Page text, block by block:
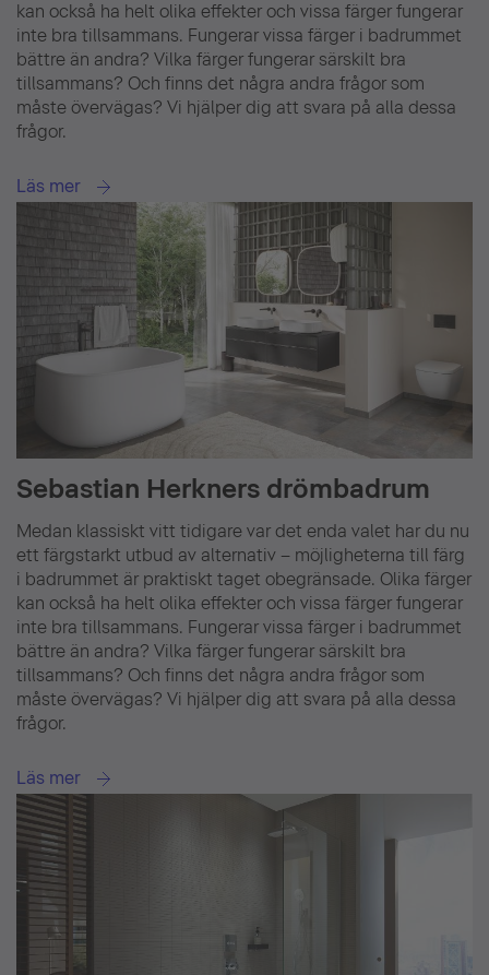
kan också ha helt olika effekter och vissa färger fungerar
inte bra tillsammans. Fungerar vissa färger i badrummet
bättre än andra? Vilka färger fungerar särskilt bra
tillsammans? Och finns det några andra frågor som
måste övervägas? Vi hjälper dig att svara på alla dessa
frågor.
Läs mer
Sebastian Herkners drömbadrum
Medan klassiskt vitt tidigare var det enda valet har du nu
ett färgstarkt utbud av alternativ – möjligheterna till färg
i badrummet är praktiskt taget obegränsade. Olika färger
kan också ha helt olika effekter och vissa färger fungerar
inte bra tillsammans. Fungerar vissa färger i badrummet
bättre än andra? Vilka färger fungerar särskilt bra
tillsammans? Och finns det några andra frågor som
måste övervägas? Vi hjälper dig att svara på alla dessa
frågor.
Läs mer